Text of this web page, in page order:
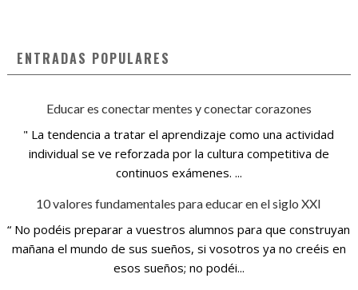
ENTRADAS POPULARES
Educar es conectar mentes y conectar corazones
" La tendencia a tratar el aprendizaje como una actividad
individual se ve reforzada por la cultura competitiva de
continuos exámenes. ...
10 valores fundamentales para educar en el siglo XXI
“ No podéis preparar a vuestros alumnos para que construyan
mañana el mundo de sus sueños, si vosotros ya no creéis en
esos sueños; no podéi...